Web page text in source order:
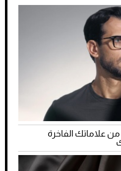
5 نظارات من علاماتك الفاخرة